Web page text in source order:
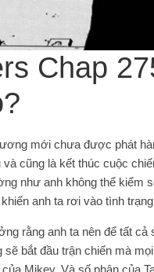
Chap
mới chưa được phát
cũng là kết thúc cuộc
như anh không thể kiểm
anh ta rơi vào tình
rằng anh ta nên để tất
sẽ bắt đầu trận chiến mà